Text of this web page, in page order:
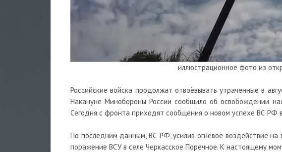
иллюстрационное фото из
Российские войска продолжат отвоёвывать утраченные в
Накануне Минобороны России сообщило об освобождении
Сегодня с фронта приходят сообщения о новом успехе ВС РФ
По последним данным, ВС РФ, усилив огневое воздействие на
поражение ВСУ в селе Черкасское Поречное. К настоящему